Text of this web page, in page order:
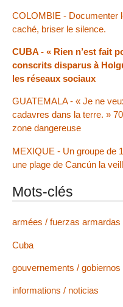
COLOMBIE - Documenter
caché, briser le silence.
CUBA - « Rien n’est fait
conscrits disparus à
les réseaux sociaux
GUATEMALA - « Je ne
cadavres dans la terre. »
zone dangereuse
MEXIQUE - Un groupe de
une plage de Cancún la
Mots-clés
armées / fuerzas armardas
Cuba
gouvernements / gobiernos
informations / noticias